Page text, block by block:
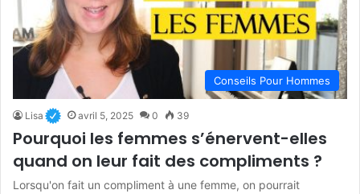
Conseils Pour Hommes
Lisa avril 5, 2025 0 39
Pourquoi les femmes s’énervent-elles
quand on leur fait des compliments ?
Lorsqu'on fait un compliment à une femme, on pourrait